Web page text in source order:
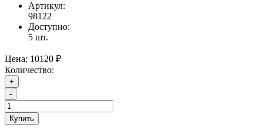
Артикул:
98122
Доступно:
5 шт.
Цена: 10120 ₽
Количество:
+
-
Купить